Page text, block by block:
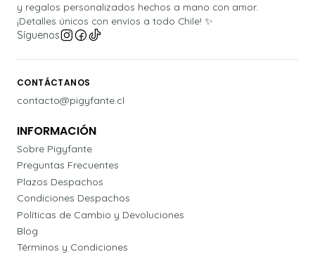
y regalos personalizados hechos a mano con amor.
¡Detalles únicos con envíos a todo Chile! ✨
Síguenos
CONTÁCTANOS
contacto@pigyfante.cl
INFORMACIÓN
Sobre Pigyfante
Preguntas Frecuentes
Plazos Despachos
Condiciones Despachos
Políticas de Cambio y Devoluciones
Blog
Términos y Condiciones